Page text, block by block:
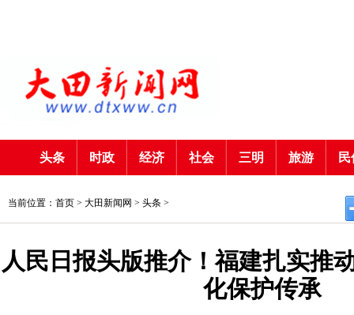
头条 时政 经济 社会 三明 旅游
当前位置：首页 > 大田新闻网 > 头条 >
人民日报头版推介！福建扎实推
化保护传承